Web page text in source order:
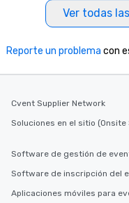
Ver todas
Reporte un problema con
Cvent Supplier Network
Soluciones en el sitio (Onsite
Software de gestión de
Software de inscripción del
Aplicaciones móviles para